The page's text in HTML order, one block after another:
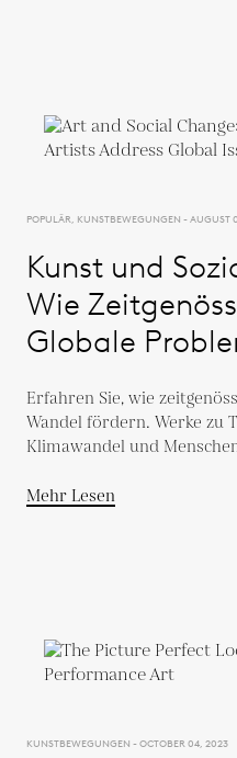
POPULÄR, KUNSTBEWEGUNGEN - AUGUST
Kunst und
Wie
Globale
Erfahren Sie, wie
Wandel fördern. Werke zu
Klimawandel und
Mehr Lesen
KUNSTBEWEGUNGEN - OCTOBER 04, 2023